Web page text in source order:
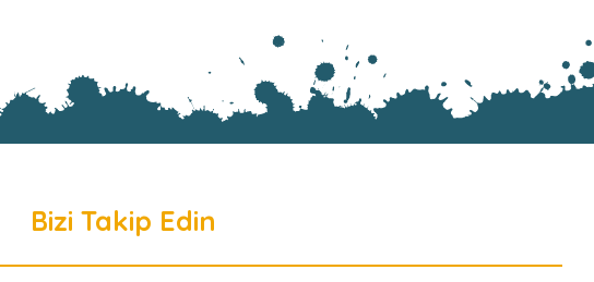
Bizi Takip Edin